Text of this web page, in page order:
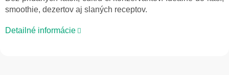
smoothie, dezertov aj slaných receptov.
Detailné informácie